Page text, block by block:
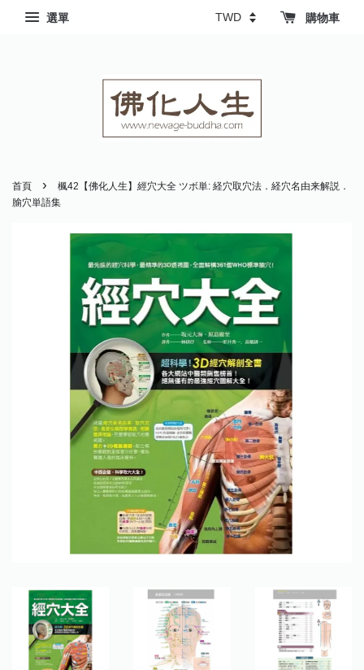
選單 購物車
首頁 ›
楓42【佛化人生】經穴大全 ツボ単: 経穴取穴法．経穴名由来解説．
腧穴単語集